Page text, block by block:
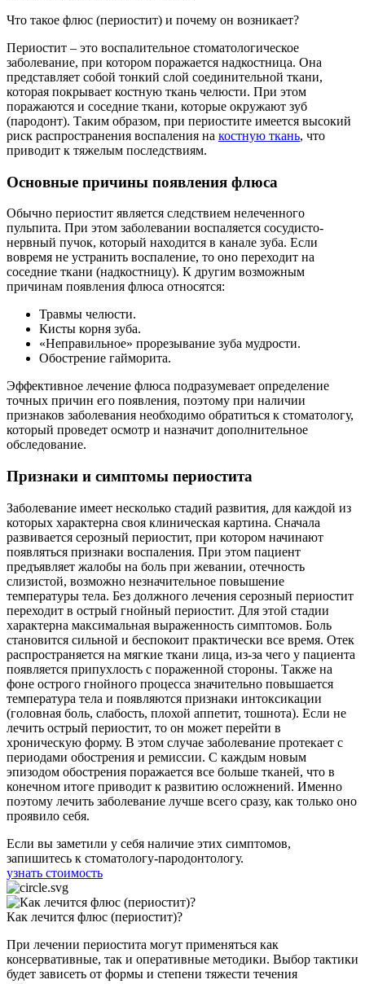
Что такое флюс (периостит) и почему он возникает?
Периостит – это воспалительное стоматологическое
заболевание, при котором поражается надкостница. Она
представляет собой тонкий слой соединительной ткани,
которая покрывает костную ткань челюсти. При этом
поражаются и соседние ткани, которые окружают зуб
(пародонт). Таким образом, при периостите имеется высокий
риск распространения воспаления на костную ткань, что
приводит к тяжелым последствиям.
Основные причины появления флюса
Обычно периостит является следствием нелеченного
пульпита. При этом заболевании воспаляется сосудисто-
нервный пучок, который находится в канале зуба. Если
вовремя не устранить воспаление, то оно переходит на
соседние ткани (надкостницу). К другим возможным
причинам появления флюса относятся:
Травмы челюсти.
Кисты корня зуба.
«Неправильное» прорезывание зуба мудрости.
Обострение гайморита.
Эффективное лечение флюса подразумевает определение
точных причин его появления, поэтому при наличии
признаков заболевания необходимо обратиться к стоматологу,
который проведет осмотр и назначит дополнительное
обследование.
Признаки и симптомы периостита
Заболевание имеет несколько стадий развития, для каждой из
которых характерна своя клиническая картина. Сначала
развивается серозный периостит, при котором начинают
появляться признаки воспаления. При этом пациент
предъявляет жалобы на боль при жевании, отечность
слизистой, возможно незначительное повышение
температуры тела. Без должного лечения серозный периостит
переходит в острый гнойный периостит. Для этой стадии
характерна максимальная выраженность симптомов. Боль
становится сильной и беспокоит практически все время. Отек
распространяется на мягкие ткани лица, из-за чего у пациента
появляется припухлость с пораженной стороны. Также на
фоне острого гнойного процесса значительно повышается
температура тела и появляются признаки интоксикации
(головная боль, слабость, плохой аппетит, тошнота). Если не
лечить острый периостит, то он может перейти в
хроническую форму. В этом случае заболевание протекает с
периодами обострения и ремиссии. С каждым новым
эпизодом обострения поражается все больше тканей, что в
конечном итоге приводит к развитию осложнений. Именно
поэтому лечить заболевание лучше всего сразу, как только оно
проявило себя.
Если вы заметили у себя наличие этих симптомов,
запишитесь к стоматологу-пародонтологу.
узнать стоимость
Как лечится флюс (периостит)?
При лечении периостита могут применяться как
консервативные, так и оперативные методики. Выбор тактики
будет зависеть от формы и степени тяжести течения